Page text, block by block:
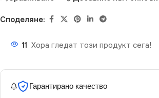
Споделяне:
11 Хора гледат този продукт сега!
Гарантирано качество